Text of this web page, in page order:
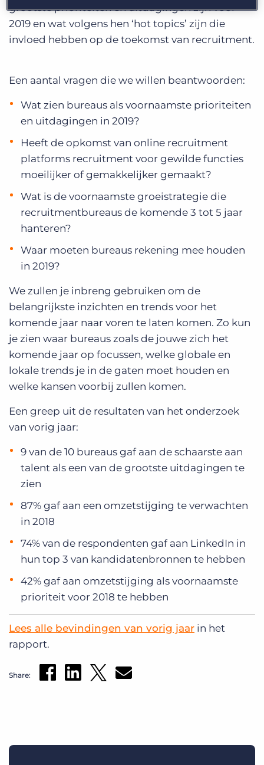
grootste prioriteiten en uitdagingen zijn voor
2019 en wat volgens hen ‘hot topics’ zijn die
invloed hebben op de toekomst van recruitment.
Een aantal vragen die we willen beantwoorden:
Wat zien bureaus als voornaamste prioriteiten
en uitdagingen in 2019?
Heeft de opkomst van online recruitment
platforms recruitment voor gewilde functies
moeilijker of gemakkelijker gemaakt?
Wat is de voornaamste groeistrategie die
recruitmentbureaus de komende 3 tot 5 jaar
hanteren?
Waar moeten bureaus rekening mee houden
in 2019?
We zullen je inbreng gebruiken om de
belangrijkste inzichten en trends voor het
komende jaar naar voren te laten komen. Zo kun
je zien waar bureaus zoals de jouwe zich het
komende jaar op focussen, welke globale en
lokale trends je in de gaten moet houden en
welke kansen voorbij zullen komen.
Een greep uit de resultaten van het onderzoek
van vorig jaar:
9 van de 10 bureaus gaf aan de schaarste aan
talent als een van de grootste uitdagingen te
zien
87% gaf aan een omzetstijging te verwachten
in 2018
74% van de respondenten gaf aan LinkedIn in
hun top 3 van kandidatenbronnen te hebben
42% gaf aan omzetstijging als voornaamste
prioriteit voor 2018 te hebben
Lees alle bevindingen van vorig jaar in het
rapport.
Share: